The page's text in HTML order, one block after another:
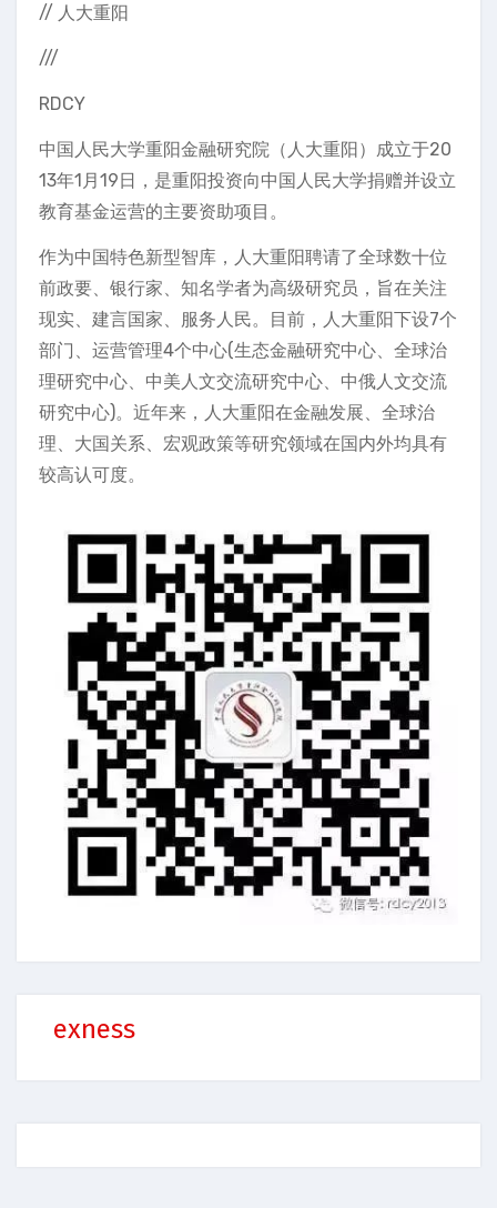
// 人大重阳
///
RDCY
中国人民大学重阳金融研究院（人大重阳）成立于20
13年1月19日，是重阳投资向中国人民大学捐赠并设立
教育基金运营的主要资助项目。
作为中国特色新型智库，人大重阳聘请了全球数十位
前政要、银行家、知名学者为高级研究员，旨在关注
现实、建言国家、服务人民。目前，人大重阳下设7个
部门、运营管理4个中心(生态金融研究中心、全球治
理研究中心、中美人文交流研究中心、中俄人文交流
研究中心)。近年来，人大重阳在金融发展、全球治
理、大国关系、宏观政策等研究领域在国内外均具有
较高认可度。
exness